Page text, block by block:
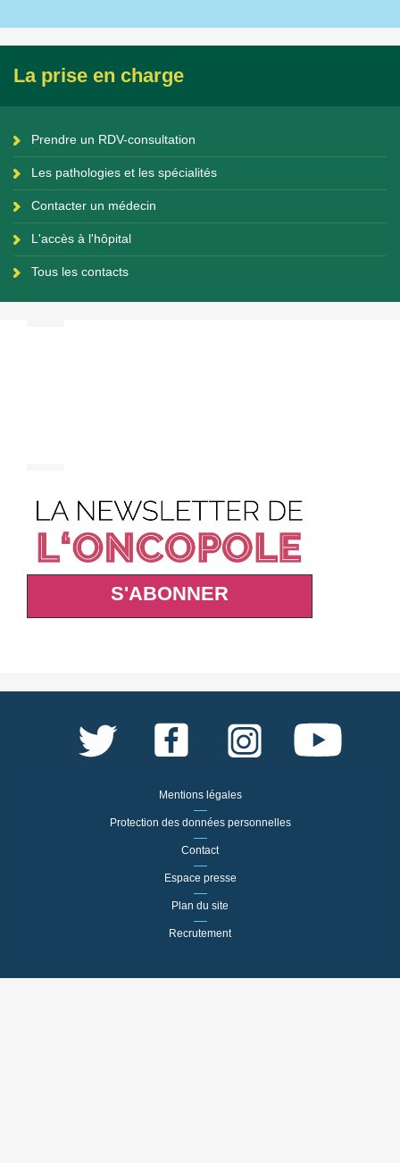
La prise en charge
Prendre un RDV-consultation
Les pathologies et les spécialités
Contacter un médecin
L'accès à l'hôpital
Tous les contacts
S'ABONNER
Mentions légales
Protection des données personnelles
Contact
Espace presse
Plan du site
Recrutement